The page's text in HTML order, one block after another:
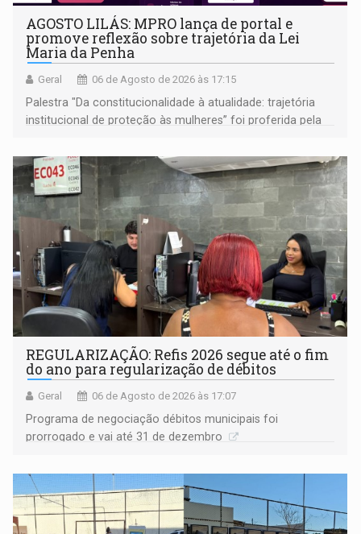
AGOSTO LILÁS: MPRO lança de portal e
promove reflexão sobre trajetória da Lei
Maria da Penha
Geral 06 de Agosto de 2026 às 17:15
Palestra "Da constitucionalidade à atualidade: trajetória
institucional de proteção às mulheres” foi proferida pela
Goiás
REGULARIZAÇÃO: Refis 2026 segue até o fim
do ano para regularização de débitos
Geral 06 de Agosto de 2026 às 17:07
Programa de negociação débitos municipais foi
prorrogado e vai até 31 de dezembro